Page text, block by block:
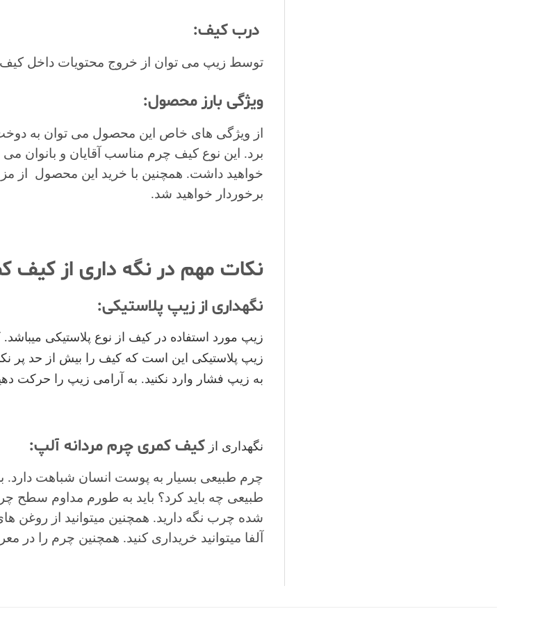
درب کیف:
توسط زیپ می توان از خروج محتویات داخل
ویژگی بارز محصول:
از ویژگی های خاص این محصول می توان به دوخت
برد. این نوع کیف چرم مناسب آقایان و بانوان
برخوردار خواهید شد.
نکات مهم در نگه داری از کیف
نگهداری از زیپ پلاستیکی:
زیپ مورد استفاده در کیف از نوع پلاستیکی
زیپ پلاستیکی این است که کیف را بیش از حد پر
به زیپ فشار وارد نکنید. به آرامی زیپ را حرکت
نگهداری از کیف کمری چرم مردانه آلپ:
چرم طبیعی بسیار به پوست انسان شباهت دارد.
طبیعی چه باید کرد؟ باید به طورم مداوم سطح
شده چرب نگه دارید. همچنین میتوانید از
آلفا میتوانید خریداری کنید. همچنین چرم را در